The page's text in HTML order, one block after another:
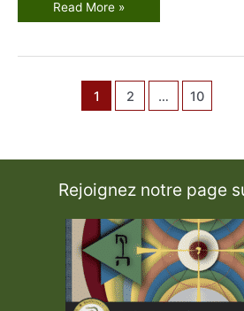
S
Read More »
1 2 … 10
Rejoignez notre page